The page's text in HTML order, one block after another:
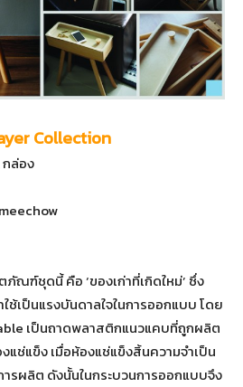
Collection
กล่อง
ณฑ์ชุดนี้ คือ ‘ของเก่าที่เกิดใหม่’ ซึ่ง
ช้เป็นแรงบันดาลใจในการออกแบบ โดย
เป็นถาดพลาสติกแนวแคบที่ถูกผลิต
แช่แข็ง เมื่อห้องแช่แข็งสิ้นความจำเป็น
ารผลิต ดังนั้นในกระบวนการออกแบบจึง